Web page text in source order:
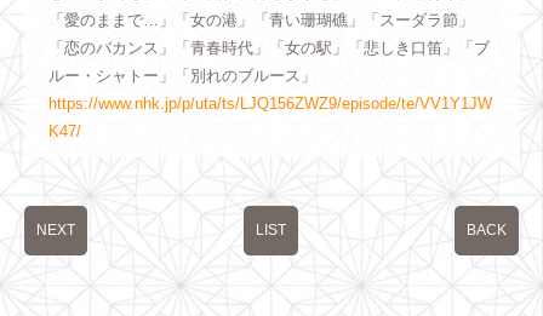
「愛のままで…」「女の港」「青い珊瑚礁」「スーダラ節」
「恋のバカンス」「青春時代」「女の駅」「悲しき口笛」「ブ
ルー・シャトー」「別れのブルース」
https://www.nhk.jp/p/uta/ts/LJQ156ZWZ9/episode/te/VV1Y1JW
K47/
NEXT LIST BACK